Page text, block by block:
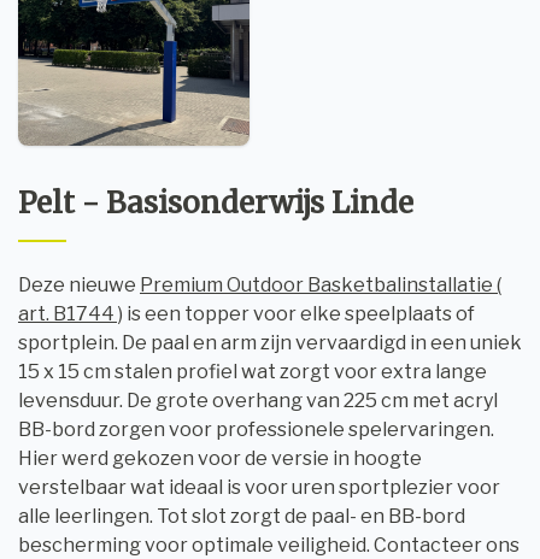
Pelt - Basisonderwijs Linde
Deze nieuwe Premium Outdoor Basketbalinstallatie (
art. B1744 ) is een topper voor elke speelplaats of
sportplein. De paal en arm zijn vervaardigd in een uniek
15 x 15 cm stalen profiel wat zorgt voor extra lange
levensduur. De grote overhang van 225 cm met acryl
BB-bord zorgen voor professionele spelervaringen.
Hier werd gekozen voor de versie in hoogte
verstelbaar wat ideaal is voor uren sportplezier voor
alle leerlingen. Tot slot zorgt de paal- en BB-bord
bescherming voor optimale veiligheid. Contacteer ons